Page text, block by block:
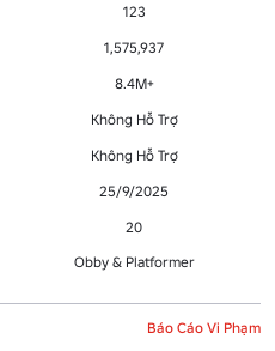
123
1,575,937
8.4M+
Không Hỗ Trợ
Không Hỗ Trợ
25/9/2025
20
Obby & Platformer
Báo Cáo Vi Phạm